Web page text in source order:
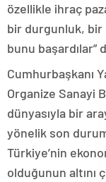
özellikle ihraç
bir durgunluk, bir
bunu başardılar”
Cumhurbaşkanı
Organize Sanayi
dünyasıyla bir
yönelik son
Türkiye’nin
olduğunun altını